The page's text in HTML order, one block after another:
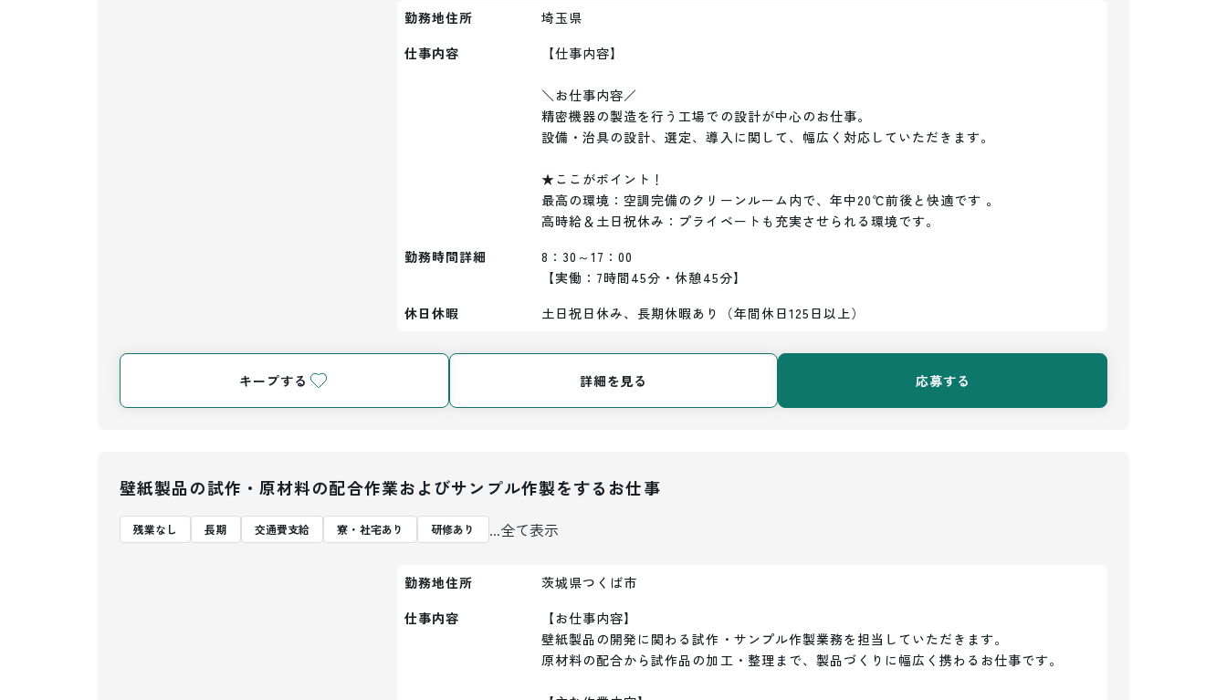
勤務地住所
埼玉県
仕事内容
【仕事内容】
＼お仕事内容／
精密機器の製造を行う工場での設計が中心のお仕事。
設備・治具の設計、選定、導入に関して、幅広く対応していただきます。
★ここがポイント！
最高の環境：空調完備のクリーンルーム内で、年中20℃前後と快適です 。
高時給＆土日祝休み：プライベートも充実させられる環境です。
勤務時間詳細
8：30～17：00
【実働：7時間45分・休憩45分】
休日休暇
土日祝日休み、長期休暇あり（年間休日125日以上）
キープする 詳細を見る 応募する
壁紙製品の試作・原材料の配合作業およびサンプル作製をするお仕事
残業なし 長期 交通費支給 寮・社宅あり 研修あり ...全て表示
勤務地住所
茨城県つくば市
仕事内容
【お仕事内容】
壁紙製品の開発に関わる試作・サンプル作製業務を担当していただきます。
原材料の配合から試作品の加工・整理まで、製品づくりに幅広く携わるお仕事です。